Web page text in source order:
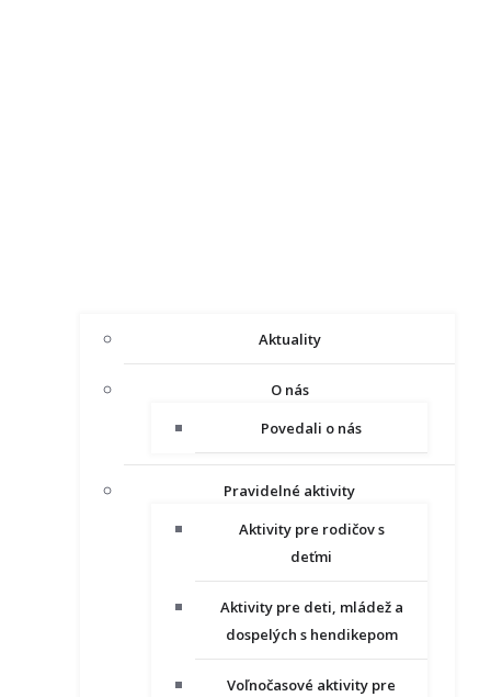
Aktuality
O nás
Povedali o nás
Pravidelné aktivity
Aktivity pre rodičov s
deťmi
Aktivity pre deti, mládež a
dospelých s hendikepom
Voľnočasové aktivity pre